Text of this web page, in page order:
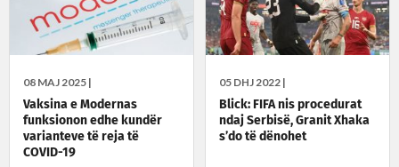
08 MAJ 2025 |
Vaksina e Modernas
funksionon edhe kundër
varianteve të reja të
COVID-19
05 DHJ 2022 |
Blick: FIFA nis procedurat
ndaj Serbisë, Granit Xhaka
s’do të dënohet